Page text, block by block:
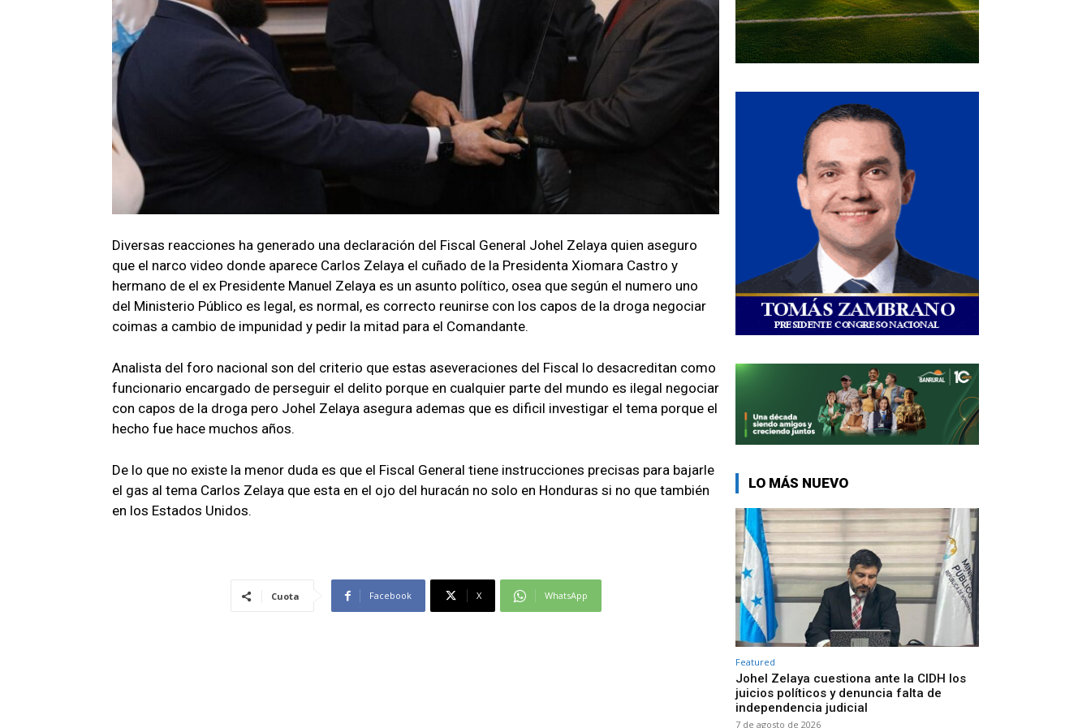
Diversas reacciones ha generado una declaración del Fiscal General Johel Zelaya quien aseguro
que el narco video donde aparece Carlos Zelaya el cuñado de la Presidenta Xiomara Castro y
hermano de el ex Presidente Manuel Zelaya es un asunto político, osea que según el numero uno
del Ministerio Público es legal, es normal, es correcto reunirse con los capos de la droga negociar
coimas a cambio de impunidad y pedir la mitad para el Comandante.
Analista del foro nacional son del criterio que estas aseveraciones del Fiscal lo desacreditan como
funcionario encargado de perseguir el delito porque en cualquier parte del mundo es ilegal negociar
con capos de la droga pero Johel Zelaya asegura ademas que es dificil investigar el tema porque el
hecho fue hace muchos años.
De lo que no existe la menor duda es que el Fiscal General tiene instrucciones precisas para bajarle
el gas al tema Carlos Zelaya que esta en el ojo del huracán no solo en Honduras si no que también
en los Estados Unidos.
Cuota Facebook X WhatsApp
LO MÁS NUEVO
Featured
Johel Zelaya cuestiona ante la CIDH los
juicios políticos y denuncia falta de
independencia judicial
7 de agosto de 2026